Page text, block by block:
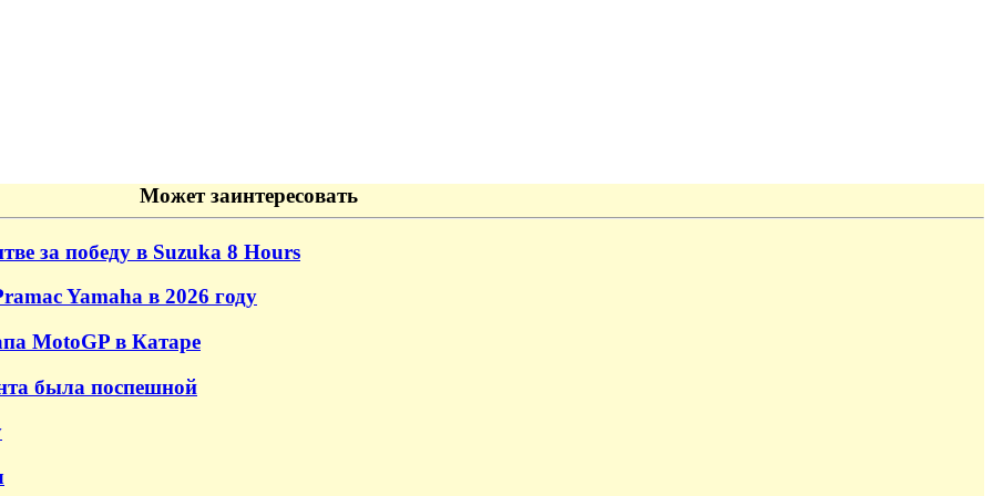
Может заинтересовать
за победу в Suzuka 8 Hours
Yamaha в 2026 году
MotoGP в Катаре
была поспешной